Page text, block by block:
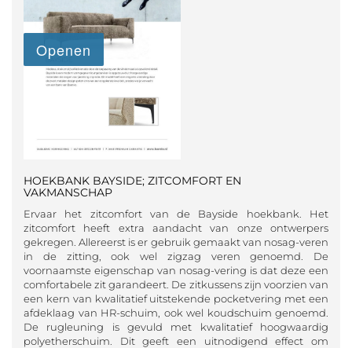
HOEKBANK BAYSIDE; ZITCOMFORT EN
VAKMANSCHAP
Ervaar het zitcomfort van de Bayside hoekbank. Het
zitcomfort heeft extra aandacht van onze ontwerpers
gekregen. Allereerst is er gebruik gemaakt van nosag-veren
in de zitting, ook wel zigzag veren genoemd. De
voornaamste eigenschap van nosag-vering is dat deze een
comfortabele zit garandeert. De zitkussens zijn voorzien van
een kern van kwalitatief uitstekende pocketvering met een
afdeklaag van HR-schuim, ook wel koudschuim genoemd.
De rugleuning is gevuld met kwalitatief hoogwaardig
polyetherschuim. Dit geeft een uitnodigend effect om